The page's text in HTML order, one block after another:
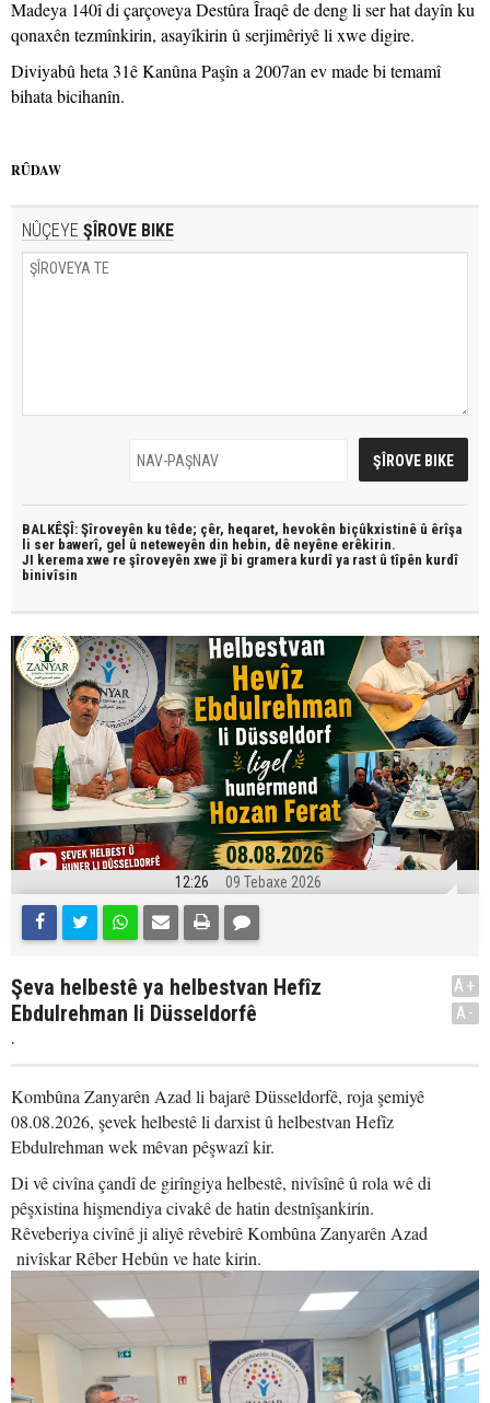
Madeya 140î di çarçoveya Destûra Îraqê de deng li ser hat dayîn ku
qonaxên tezmînkirin, asayîkirin û serjimêriyê li xwe digire.
Diviyabû heta 31ê Kanûna Paşîn a 2007an ev made bi temamî
bihata bicihanîn.
RÛDAW
NÛÇEYE ŞÎROVE BIKE
BALKÊŞÎ: Şîroveyên ku têde; çêr, heqaret, hevokên biçûkxistinê û êrîşa
li ser bawerî, gel û neteweyên din hebin, dê neyêne erêkirin.
JI kerema xwe re şîroveyên xwe jî bi gramera kurdî ya rast û tîpên kurdî
binivîsin
12:26 09 Tebaxe 2026
Şeva helbestê ya helbestvan Hefîz
Ebdulrehman li Düsseldorfê
.
A+
A-
Kombûna Zanyarên Azad li bajarê Düsseldorfê, roja şemiyê
08.08.2026, şevek helbestê li darxist û helbestvan Hefîz
Ebdulrehman wek mêvan pêşwazî kir.
Di vê civîna çandî de girîngiya helbestê, nivîsînê û rola wê di
pêşxistina hişmendiya civakê de hatin destnîşankirin.
Rêveberiya civînê ji aliyê rêvebirê Kombûna Zanyarên Azad
nivîskar Rêber Hebûn ve hate kirin.